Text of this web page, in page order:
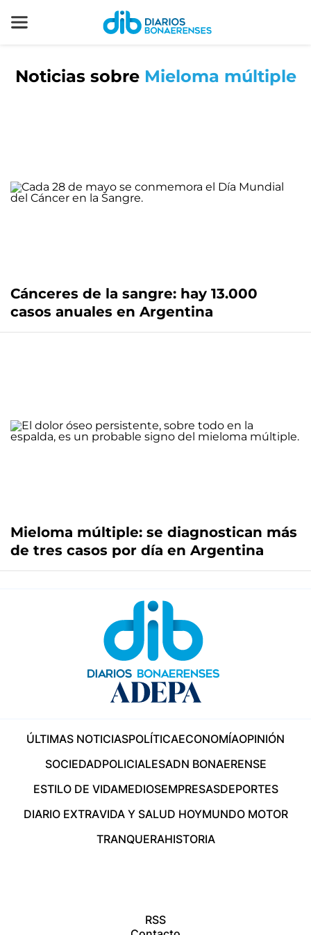
Noticias sobre Mieloma múltiple
Cánceres de la sangre: hay 13.000
casos anuales en Argentina
Mieloma múltiple: se diagnostican más
de tres casos por día en Argentina
ÚLTIMAS NOTICIASPOLÍTICAECONOMÍAOPINIÓN
SOCIEDADPOLICIALESADN BONAERENSE
ESTILO DE VIDAMEDIOSEMPRESASDEPORTES
DIARIO EXTRAVIDA Y SALUD HOYMUNDO MOTOR
TRANQUERAHISTORIA
RSS